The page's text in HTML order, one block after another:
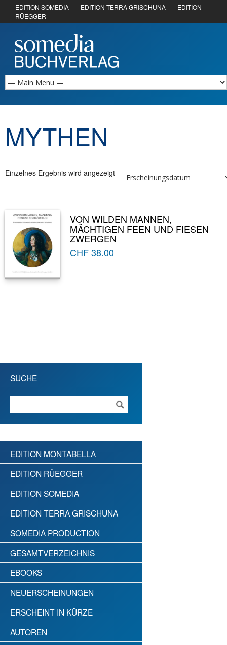
EDITION SOMEDIA EDITION TERRA GRISCHUNA
EDITION
RÜEGGER
MYTHEN
Einzelnes Ergebnis wird angezeigt
VON WILDEN MANNEN,
MÄCHTIGEN FEEN UND FIESEN
ZWERGEN
CHF38.00
SUCHE
EDITION MONTABELLA
EDITION RÜEGGER
EDITION SOMEDIA
EDITION TERRA GRISCHUNA
SOMEDIA PRODUCTION
GESAMTVERZEICHNIS
EBOOKS
NEUERSCHEINUNGEN
ERSCHEINT IN KÜRZE
AUTOREN